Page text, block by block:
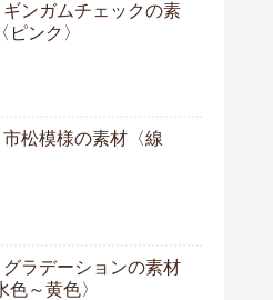
ギンガムチェックの素
ピンク〉
市松模様の素材〈線
グラデーションの素材
色～黄色〉